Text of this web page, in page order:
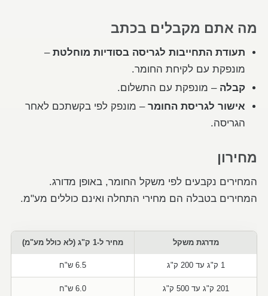
מה אתם מקבלים בכתב
תעודת התחייבות לגריסה בסודיות מוחלטת –
מונפקת עם לקיחת החומר.
קבלה – מונפקת עם התשלום.
אישור לגריסת החומר – מונפק לפי בקשתכם לאחר
הגריסה.
מחירון
המחירים נקבעים לפי משקל החומר, באופן מדורג.
המחירים בטבלה הם מחירי התחלה ואינם כוללים מע"מ.
מדרגת משקל מחיר ל-1 ק"ג (לא כולל מע"מ)
1 ק"ג עד 200 ק"ג 6.5 ש"ח
201 ק"ג עד 500 ק"ג 6.0 ש"ח